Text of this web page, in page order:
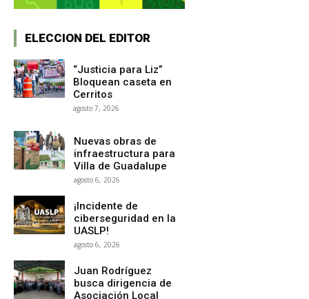
ELECCION DEL EDITOR
“Justicia para Liz”
Bloquean caseta en
Cerritos
agosto 7, 2026
Nuevas obras de
infraestructura para
Villa de Guadalupe
agosto 6, 2026
¡Incidente de
ciberseguridad en la
UASLP!
agosto 6, 2026
Juan Rodríguez
busca dirigencia de
Asociación Local